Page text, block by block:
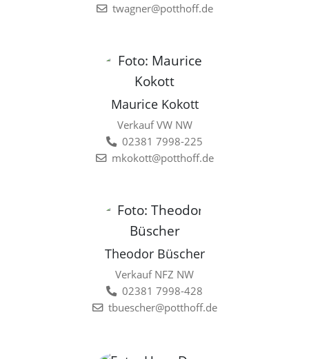
twagner@potthoff.de
Maurice Kokott
Verkauf VW NW
02381 7998-225
mkokott@potthoff.de
Theodor Büscher
Verkauf NFZ NW
02381 7998-428
tbuescher@potthoff.de